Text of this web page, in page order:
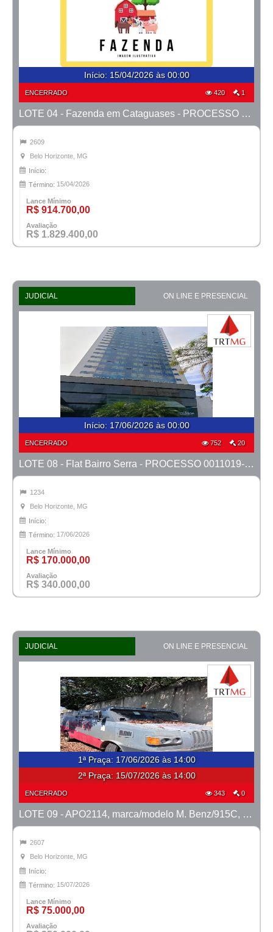
Início: 15/04/2026 às 00:00
ENCERRADO 420 1
LOTE 04 - Fazenda em Cataguases - PROCESSO 9937456-81.2006-TJMG- COMARCA DE BH/MG
2609
Belo Horizonte, MG
Início:
Término: 15/04/2026
Lance Mínimo
R$ 914.700,00
Avaliação
R$ 1.829.400,00
JUDICIAL ON LINE E PRESENCIAL
Início: 17/06/2026 às 00:00
ENCERRADO 752 20
LOTE 08 - Flat Bairro Serra - PROCESSO 0011019-93.2025-27ª BH
1234
Belo Horizonte, MG
Início:
Término: 17/06/2026
Lance Mínimo
R$ 170.000,00
Avaliação
R$ 340.000,00
JUDICIAL ON LINE E PRESENCIAL
1ª Praça: 17/06/2026 às 14:00
2ª Praça: 15/07/2026 às 14:00
ENCERRADO 343 0
LOTE 09 - APO2114, marca/modelo M. Benz/915C, ano 2007/2008
2607
Belo Horizonte, MG
Início:
Término: 15/07/2026
Lance Mínimo
R$ 75.000,00
Avaliação